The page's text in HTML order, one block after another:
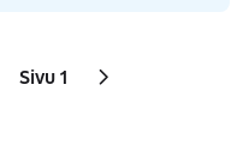
Sivut
Sivu 1 Seuraava sivu
kuvake